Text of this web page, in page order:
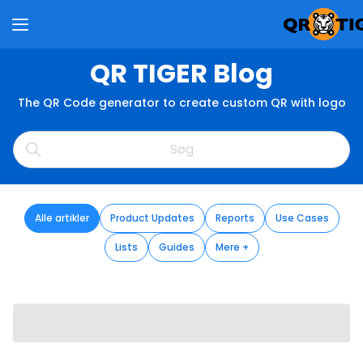
QR TIGER Blog
The QR Code generator to create custom QR with logo
Alle artikler Product Updates Reports Use Cases
Lists Guides Mere +